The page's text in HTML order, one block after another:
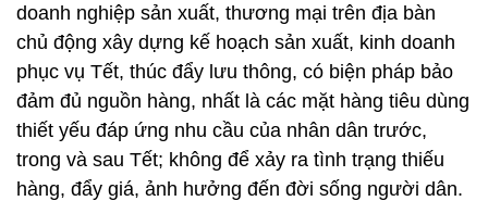
doanh nghiệp sản xuất, thương mại trên địa bàn
chủ động xây dựng kế hoạch sản xuất, kinh doanh
phục vụ Tết, thúc đẩy lưu thông, có biện pháp bảo
đảm đủ nguồn hàng, nhất là các mặt hàng tiêu dùng
thiết yếu đáp ứng nhu cầu của nhân dân trước,
trong và sau Tết; không để xảy ra tình trạng thiếu
hàng, đẩy giá, ảnh hưởng đến đời sống người dân.